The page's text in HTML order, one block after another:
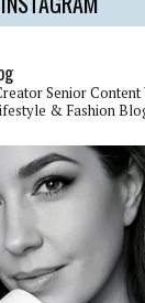
Senior Content
& Fashion